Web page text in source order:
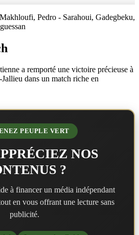
Pedro - Sarahoui, Gadegbeku,
a remporté une victoire précieuse à
dans un match riche en
PEUPLE VERT
NOS
?
à financer un média indépendant
en vous offrant une lecture sans
publicité.